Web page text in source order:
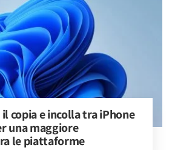
copia e incolla tra iPhone
una maggiore
le piattaforme